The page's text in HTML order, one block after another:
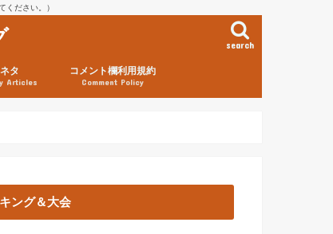
ださい。）
search
ネタ
Articles
コメント欄利用規約
Comment Policy
ング＆大会